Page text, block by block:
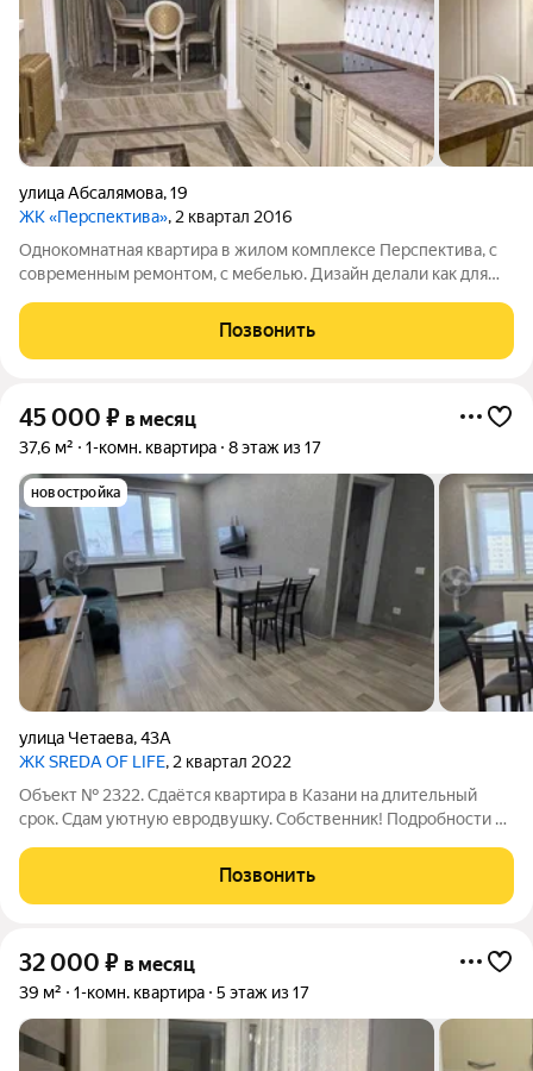
улица Абсалямова,19
ЖК «Перспектива», 2 квартал 2016
Однокомнатная квартира в жилом комплексе Перспектива, с
современным ремонтом, с мебелью. Дизайн делали как для
районе гостеприимного города Казани. Что не хватает
собственник довезёт.
Позвонить
45 000 ₽ в месяц
37,6 м² 1-комн. квартира 8 этаж из 17
новостройка
улица Четаева,43А
ЖК SREDA OF LIFE, 2 квартал 2022
Объект № 2322. Сдаётся квартира в Казани на длительный
срок. Сдам уютную евродвушку. Собственник! Подробности по
для комфортного проживания. Инфраструктура в округе
развита, тоже всё есть
Позвонить
32 000 ₽ в месяц
39 м² 1-комн. квартира 5 этаж из 17